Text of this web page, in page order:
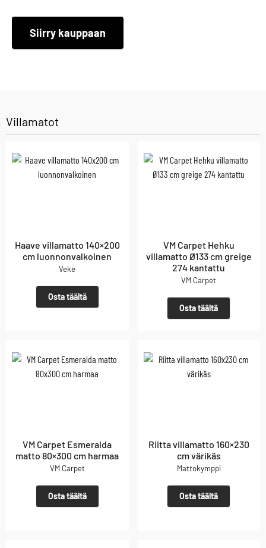
Siirry kauppaan
Villamatot
Haave villamatto 140×200
cm luonnonvalkoinen
Veke
Osta täältä
VM Carpet Hehku
villamatto Ø133 cm greige
274 kantattu
VM Carpet
Osta täältä
VM Carpet Esmeralda
matto 80×300 cm harmaa
VM Carpet
Osta täältä
Riitta villamatto 160×230
cm värikäs
Mattokymppi
Osta täältä